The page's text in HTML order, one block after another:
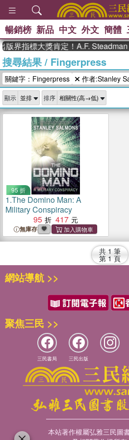
熱搜：
、 The
史是一群
獎 臺灣漫
登輝時代
偉大的迷
暢銷榜 新品 中文 外文 簡體
版界指標大獎肯定！A.F.
搜尋結果/ Fingerpress
關鍵字：Fingerpress
作者:Stanley
顯示 排序
95 折
1.The Domino Man: A
Military Conspiracy
95
417
無庫存
共 1 筆
第 1 頁
網站導航 >>
聚焦三民 >>
三民書局 三民出版
本站著作權屬弘雅三民圖